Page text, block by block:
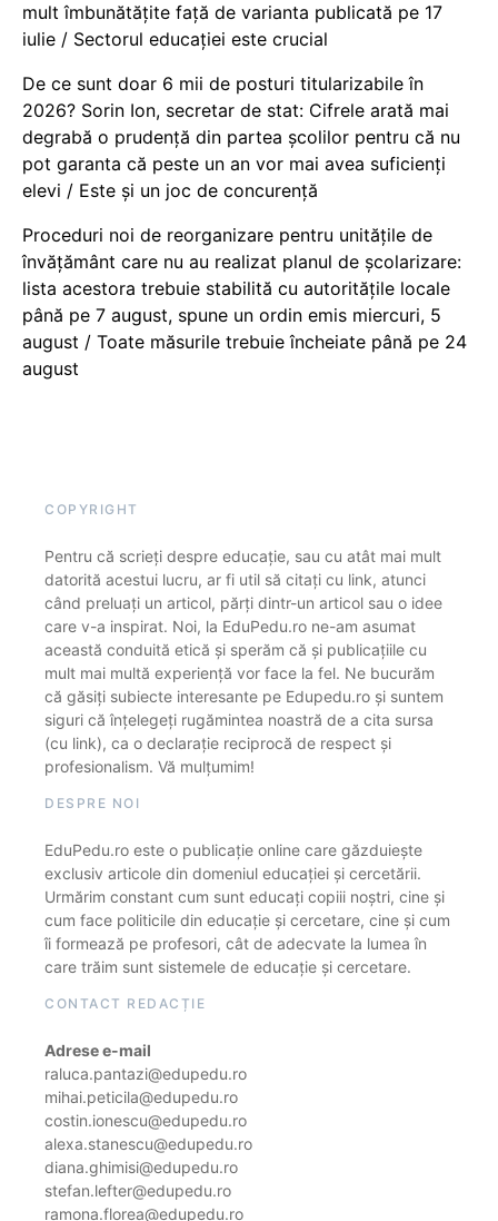
mult îmbunătățite față de varianta publicată pe 17
iulie / Sectorul educației este crucial
De ce sunt doar 6 mii de posturi titularizabile în
2026? Sorin Ion, secretar de stat: Cifrele arată mai
degrabă o prudență din partea școlilor pentru că nu
pot garanta că peste un an vor mai avea suficienți
elevi / Este și un joc de concurență
Proceduri noi de reorganizare pentru unitățile de
învățământ care nu au realizat planul de școlarizare:
lista acestora trebuie stabilită cu autoritățile locale
până pe 7 august, spune un ordin emis miercuri, 5
august / Toate măsurile trebuie încheiate până pe 24
august
COPYRIGHT
Pentru că scrieți despre educație, sau cu atât mai mult
datorită acestui lucru, ar fi util să citați cu link, atunci
când preluați un articol, părți dintr-un articol sau o idee
care v-a inspirat. Noi, la EduPedu.ro ne-am asumat
această conduită etică și sperăm că și publicațiile cu
mult mai multă experiență vor face la fel. Ne bucurăm
că găsiți subiecte interesante pe Edupedu.ro și suntem
siguri că înțelegeți rugămintea noastră de a cita sursa
(cu link), ca o declarație reciprocă de respect și
profesionalism. Vă mulțumim!
DESPRE NOI
EduPedu.ro este o publicație online care găzduiește
exclusiv articole din domeniul educației și cercetării.
Urmărim constant cum sunt educați copiii noștri, cine și
cum face politicile din educație și cercetare, cine și cum
îi formează pe profesori, cât de adecvate la lumea în
care trăim sunt sistemele de educație și cercetare.
CONTACT REDACȚIE
Adrese e-mail
raluca.pantazi@edupedu.ro
mihai.peticila@edupedu.ro
costin.ionescu@edupedu.ro
alexa.stanescu@edupedu.ro
diana.ghimisi@edupedu.ro
stefan.lefter@edupedu.ro
ramona.florea@edupedu.ro